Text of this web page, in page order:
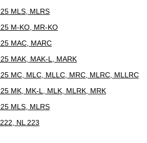
MLS, MLRS
M-KO, MR-KO
MAC, MARC
MAK, MAK-L, MARK
MC, MLC, MLLC, MRC, MLRC, MLLRC
MK, MK-L, MLK, MLRK, MRK
MLS, MLRS
NL 223